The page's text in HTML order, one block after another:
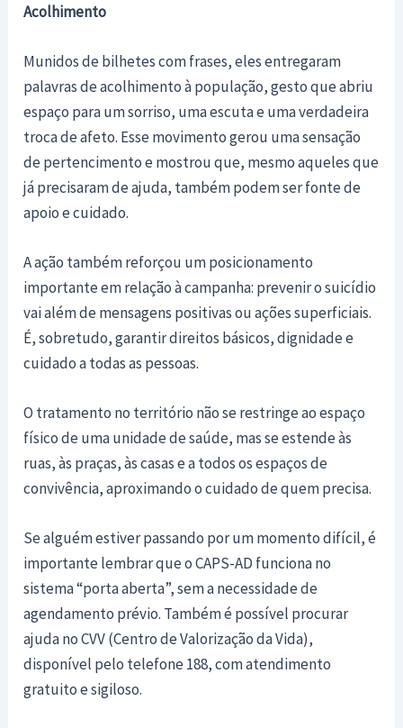
Acolhimento
Munidos de bilhetes com frases, eles entregaram
palavras de acolhimento à população, gesto que abriu
espaço para um sorriso, uma escuta e uma verdadeira
troca de afeto. Esse movimento gerou uma sensação
de pertencimento e mostrou que, mesmo aqueles que
já precisaram de ajuda, também podem ser fonte de
apoio e cuidado.
A ação também reforçou um posicionamento
importante em relação à campanha: prevenir o suicídio
vai além de mensagens positivas ou ações superficiais.
É, sobretudo, garantir direitos básicos, dignidade e
cuidado a todas as pessoas.
O tratamento no território não se restringe ao espaço
físico de uma unidade de saúde, mas se estende às
ruas, às praças, às casas e a todos os espaços de
convivência, aproximando o cuidado de quem precisa.
Se alguém estiver passando por um momento difícil, é
importante lembrar que o CAPS-AD funciona no
sistema “porta aberta”, sem a necessidade de
agendamento prévio. Também é possível procurar
ajuda no CVV (Centro de Valorização da Vida),
disponível pelo telefone 188, com atendimento
gratuito e sigiloso.